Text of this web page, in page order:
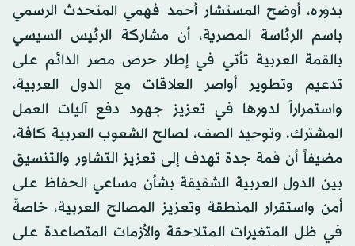
بدوره، أوضح المستشار أحمد فهمي المتحدث الرسمي
باسم الرئاسة المصرية، أن مشاركة الرئيس السيسي
بالقمة العربية تأتي في إطار حرص مصر الدائم على
تدعيم وتطوير أواصر العلاقات مع الدول العربية،
واستمراراً لدورها في تعزيز جهود دفع آليات العمل
المشترك، وتوحيد الصف، لصالح الشعوب العربية كافة،
مضيفاً أن قمة جدة تهدف إلى تعزيز التشاور والتنسيق
بين الدول العربية الشقيقة بشأن مساعي الحفاظ على
أمن واستقرار المنطقة وتعزيز المصالح العربية، خاصةً
في ظل المتغيرات المتلاحقة والأزمات المتصاعدة على